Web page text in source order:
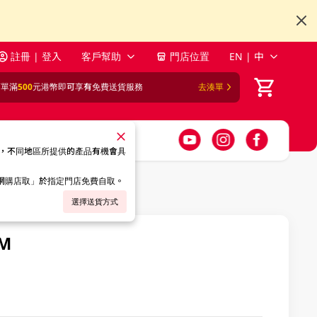
註冊 | 登入 客戶幫助 門店位置 EN | 中
滿500元港幣即可享有免費送貨服務 去湊單
不同地區所提供的產品有機會具
店取」於指定門店免費自取。
選擇送貨方式